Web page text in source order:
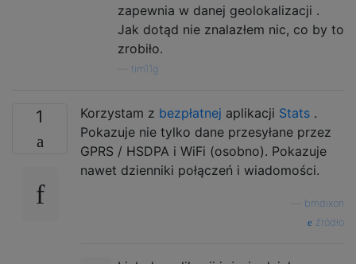
zapewnia w danej geolokalizacji .
Jak dotąd nie znalazłem nic, co by to
zrobiło.
tim11g
1 Korzystam z bezpłatnej aplikacji Stats .
Pokazuje nie tylko dane przesyłane przez
GPRS / HSDPA i WiFi (osobno). Pokazuje
nawet dzienniki połączeń i wiadomości.
bmdixon
źródło